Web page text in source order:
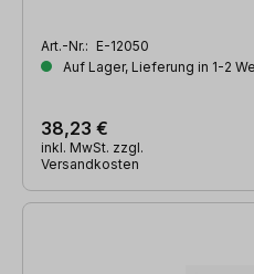
Art.-Nr.: E-12050
Auf Lager, Lieferung in 1-2
38,23 €
inkl. MwSt. zzgl.
Versandkosten